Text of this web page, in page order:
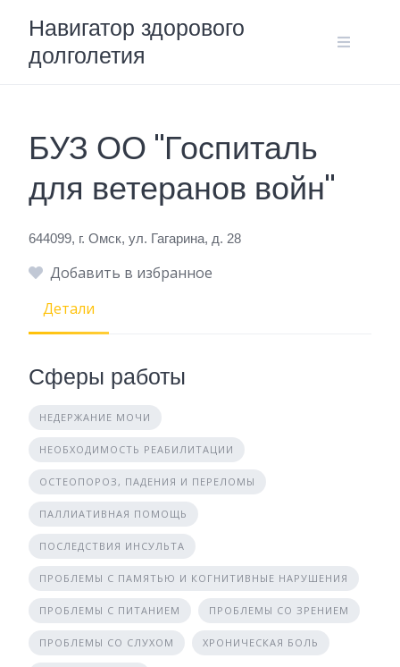
content
Навигатор здорового
долголетия
БУЗ ОО "Госпиталь
для ветеранов войн"
644099, г. Омск, ул. Гагарина, д. 28
Добавить в избранное
Детали
Сферы работы
НЕДЕРЖАНИЕ МОЧИ
НЕОБХОДИМОСТЬ РЕАБИЛИТАЦИИ
ОСТЕОПОРОЗ, ПАДЕНИЯ И ПЕРЕЛОМЫ
ПАЛЛИАТИВНАЯ ПОМОЩЬ
ПОСЛЕДСТВИЯ ИНСУЛЬТА
ПРОБЛЕМЫ С ПАМЯТЬЮ И КОГНИТИВНЫЕ НАРУШЕНИЯ
ПРОБЛЕМЫ С ПИТАНИЕМ ПРОБЛЕМЫ СО ЗРЕНИЕМ
ПРОБЛЕМЫ СО СЛУХОМ ХРОНИЧЕСКАЯ БОЛЬ